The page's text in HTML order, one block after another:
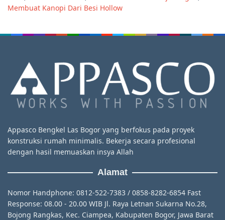
Membuat Kanopi Dari Besi Hollow
Appasco Bengkel Las Bogor yang berfokus pada proyek
konstruksi rumah minimalis. Bekerja secara profesional
dengan hasil memuaskan insya Allah
Alamat
Nomor Handphone: 0812-522-7383 / 0858-8282-6854 Fast
Response: 08.00 - 20.00 WIB Jl. Raya Letnan Sukarna No.28,
Bojong Rangkas, Kec. Ciampea, Kabupaten Bogor, Jawa Barat